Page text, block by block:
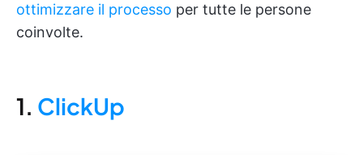
ottimizzare il processo per tutte le persone
coinvolte.
1. ClickUp